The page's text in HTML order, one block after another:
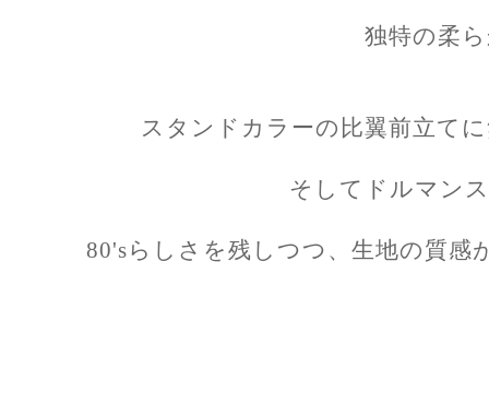
独特の柔
スタンドカラーの比翼前立て
そしてドルマン
80'sらしさを残しつつ、生地の質感